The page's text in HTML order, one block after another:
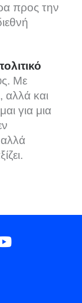
προς την
Με
αλλά και
για μια
αλλά